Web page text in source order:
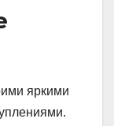
яркими